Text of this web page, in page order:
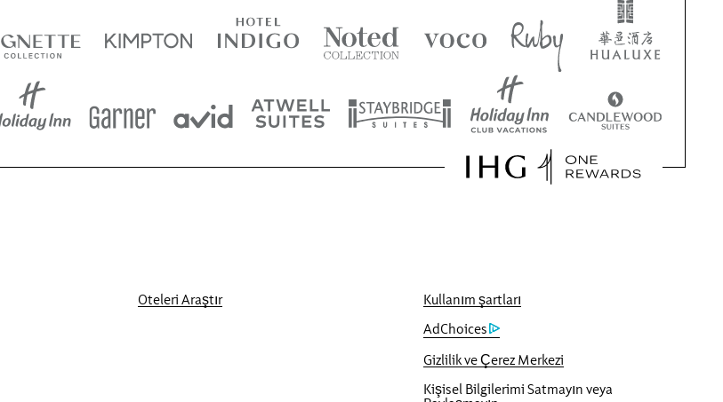
Oteleri Araştır
Kullanım şartları
AdChoices
Gizlilik ve Çerez Merkezi
Kişisel Bilgilerimi Satmayın veya